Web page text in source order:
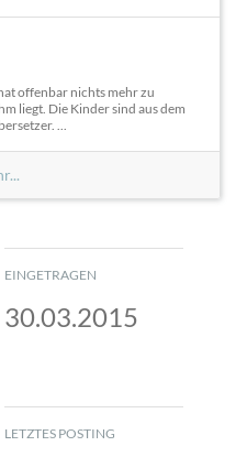
offenbar nichts mehr zu
liegt. Die Kinder sind aus dem
...
EINGETRAGEN
30.03.2015
LETZTES POSTING